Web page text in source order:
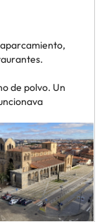
de polvo. Un